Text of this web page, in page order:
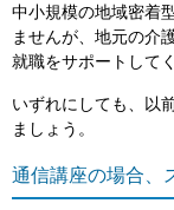
中小規模の地域密着
ませんが、地元の介
就職をサポートして
いずれにしても、以
ましょう。
通信講座の場合、